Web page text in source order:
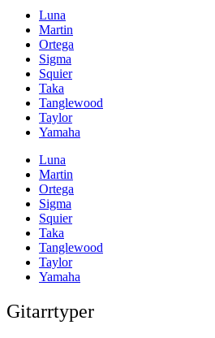
Luna
Martin
Ortega
Sigma
Squier
Taka
Tanglewood
Taylor
Yamaha
Luna
Martin
Ortega
Sigma
Squier
Taka
Tanglewood
Taylor
Yamaha
Gitarrtyper